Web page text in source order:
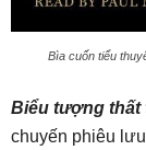
Bìa cuốn tiểu
Biểu tượng thất
chuyến phiêu